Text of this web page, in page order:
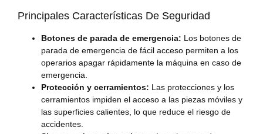
Principales Características De Seguridad
Botones de parada de emergencia: Los botones de
parada de emergencia de fácil acceso permiten a los
operarios apagar rápidamente la máquina en caso de
emergencia.
Protección y cerramientos: Las protecciones y los
cerramientos impiden el acceso a las piezas móviles y
las superficies calientes, lo que reduce el riesgo de
accidentes.